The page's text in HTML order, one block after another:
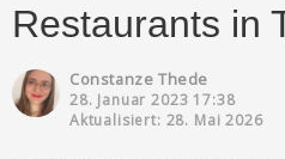
Restaurants in
Constanze Thede
28. Januar 2023 17:38
Aktualisiert: 28. Mai 2026